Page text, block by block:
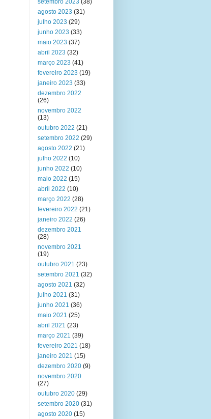
setembro 2023 (38)
agosto 2023 (31)
julho 2023 (29)
junho 2023 (33)
maio 2023 (37)
abril 2023 (32)
março 2023 (41)
fevereiro 2023 (19)
janeiro 2023 (33)
dezembro 2022
(26)
novembro 2022
(13)
outubro 2022 (21)
setembro 2022 (29)
agosto 2022 (21)
julho 2022 (10)
junho 2022 (10)
maio 2022 (15)
abril 2022 (10)
março 2022 (28)
fevereiro 2022 (21)
janeiro 2022 (26)
dezembro 2021
(28)
novembro 2021
(19)
outubro 2021 (23)
setembro 2021 (32)
agosto 2021 (32)
julho 2021 (31)
junho 2021 (36)
maio 2021 (25)
abril 2021 (23)
março 2021 (39)
fevereiro 2021 (18)
janeiro 2021 (15)
dezembro 2020 (9)
novembro 2020
(27)
outubro 2020 (29)
setembro 2020 (31)
agosto 2020 (15)